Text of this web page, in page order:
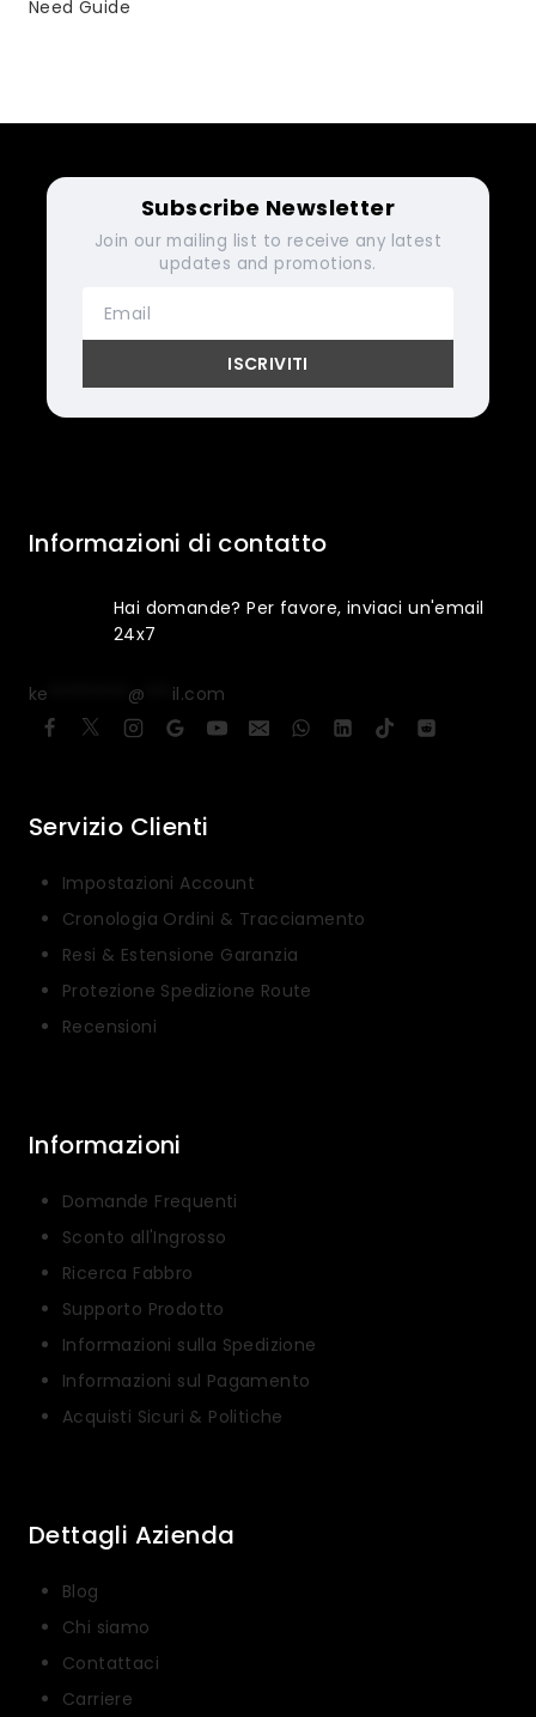
Need Guide
Subscribe Newsletter
Join our mailing list to receive any latest
updates and promotions.
Informazioni di contatto
Hai domande? Per favore, inviaci un'email
24x7
ke @ il.com
Servizio Clienti
Impostazioni Account
Cronologia Ordini & Tracciamento
Resi & Estensione Garanzia
Protezione Spedizione Route
Recensioni
Informazioni
Domande Frequenti
Sconto all'Ingrosso
Ricerca Fabbro
Supporto Prodotto
Informazioni sulla Spedizione
Informazioni sul Pagamento
Acquisti Sicuri & Politiche
Dettagli Azienda
Blog
Chi siamo
Contattaci
Carriere